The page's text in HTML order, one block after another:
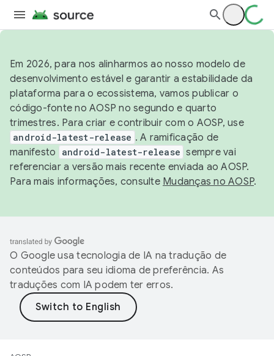
Em 2026, para nos alinharmos ao nosso modelo de
desenvolvimento estável e garantir a estabilidade da
plataforma para o ecossistema, vamos publicar o
código-fonte no AOSP no segundo e quarto
trimestres. Para criar e contribuir com o AOSP, use
android-latest-release . A ramificação de
manifesto
android-latest-release sempre vai
referenciar a versão mais recente enviada ao AOSP.
Para mais informações, consulte Mudanças no AOSP.
O Google usa tecnologia de IA na tradução de
conteúdos para seu idioma de preferência. As
traduções com IA podem ter erros.